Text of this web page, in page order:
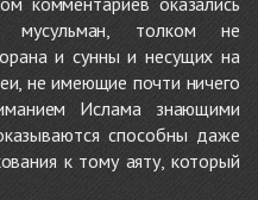
мусульман, толком не
и сунны и несущих на
не имеющие почти ничего
Ислама знающими
способны даже
к тому аяту, который